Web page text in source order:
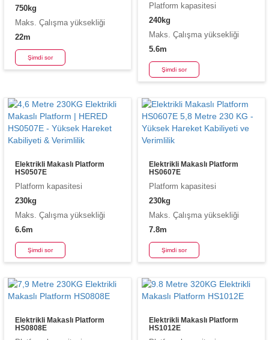
750kg
Maks. Çalışma yüksekliği
22m
Şimdi sor
Platform kapasitesi
240kg
Maks. Çalışma yüksekliği
5.6m
Şimdi sor
Elektrikli Makaslı Platform
HS0507E
Platform kapasitesi
230kg
Maks. Çalışma yüksekliği
6.6m
Şimdi sor
Elektrikli Makaslı Platform
HS0607E
Platform kapasitesi
230kg
Maks. Çalışma yüksekliği
7.8m
Şimdi sor
Elektrikli Makaslı Platform
HS0808E
Elektrikli Makaslı Platform
HS1012E